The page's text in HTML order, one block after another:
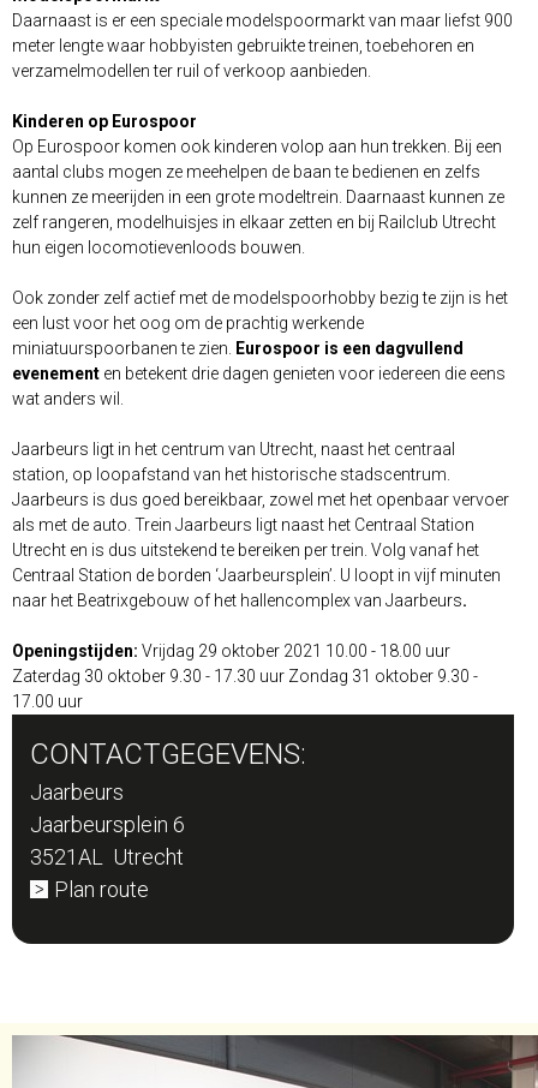
Daarnaast is er een speciale modelspoormarkt van maar liefst 900
meter lengte waar hobbyisten gebruikte treinen, toebehoren en
verzamelmodellen ter ruil of verkoop aanbieden.
Kinderen op Eurospoor
Op Eurospoor komen ook kinderen volop aan hun trekken. Bij een
aantal clubs mogen ze meehelpen de baan te bedienen en zelfs
kunnen ze meerijden in een grote modeltrein. Daarnaast kunnen ze
zelf rangeren, modelhuisjes in elkaar zetten en bij Railclub Utrecht
hun eigen locomotievenloods bouwen.
Ook zonder zelf actief met de modelspoorhobby bezig te zijn is het
een lust voor het oog om de prachtig werkende
miniatuurspoorbanen te zien.
Eurospoor is een dagvullend
evenement en betekent drie dagen genieten voor iedereen die eens
wat anders wil.
Jaarbeurs ligt in het centrum van Utrecht, naast het centraal
station, op loopafstand van het historische stadscentrum.
Jaarbeurs is dus goed bereikbaar, zowel met het openbaar vervoer
als met de auto. Trein Jaarbeurs ligt naast het Centraal Station
Utrecht en is dus uitstekend te bereiken per trein. Volg vanaf het
Centraal Station de borden ‘Jaarbeursplein’. U loopt in vijf minuten
naar het Beatrixgebouw of het hallencomplex van Jaarbeurs.
Openingstijden: Vrijdag 29 oktober 2021 10.00 - 18.00 uur
Zaterdag 30 oktober 9.30 - 17.30 uur Zondag 31 oktober 9.30 -
17.00 uur
CONTACTGEGEVENS:
Jaarbeurs
Jaarbeursplein 6
3521AL Utrecht
Plan route